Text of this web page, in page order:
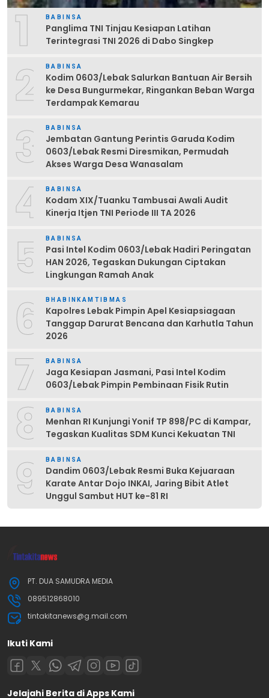
1 BABINSA
Panglima TNI Tinjau Kesiapan Latihan
Terintegrasi TNI 2026 di Dabo Singkep
2 BABINSA
Kodim 0603/Lebak Salurkan Bantuan Air Bersih
ke Desa Bungurmekar, Ringankan Beban Warga
Terdampak Kemarau
3 BABINSA
Jembatan Gantung Perintis Garuda Kodim
0603/Lebak Resmi Diresmikan, Permudah
Akses Warga Desa Wanasalam
4 BABINSA
Kodam XIX/Tuanku Tambusai Awali Audit
Kinerja Itjen TNI Periode III TA 2026
5 BABINSA
Pasi Intel Kodim 0603/Lebak Hadiri Peringatan
HAN 2026, Tegaskan Dukungan Ciptakan
Lingkungan Ramah Anak
6 BHABINKAMTIBMAS
Kapolres Lebak Pimpin Apel Kesiapsiagaan
Tanggap Darurat Bencana dan Karhutla Tahun
2026
7 BABINSA
Jaga Kesiapan Jasmani, Pasi Intel Kodim
0603/Lebak Pimpin Pembinaan Fisik Rutin
8 BABINSA
Menhan RI Kunjungi Yonif TP 898/PC di Kampar,
Tegaskan Kualitas SDM Kunci Kekuatan TNI
9 BABINSA
Dandim 0603/Lebak Resmi Buka Kejuaraan
Karate Antar Dojo INKAI, Jaring Bibit Atlet
Unggul Sambut HUT ke-81 RI
PT. DUA SAMUDRA MEDIA
089512868010
tintakitanews@g.mail.com
Ikuti Kami
Jelajahi Berita di Apps Kami